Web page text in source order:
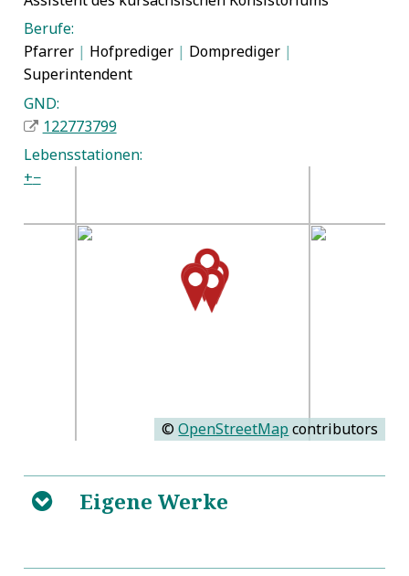
Berufe:
Pfarrer | Hofprediger | Domprediger |
Superintendent
GND:
122773799
Lebensstationen:
+−
©OpenStreetMap contributors
B Eigene Werke
5
ChristBürde. Sechs Einfeltiger